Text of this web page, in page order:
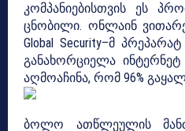
კომპანიებისთვის ეს
ცნობილი. ონლაინ
Global Security–მ
განახორციელა
აღმოაჩინა, რომ 96%
ბოლო ათწლეულის